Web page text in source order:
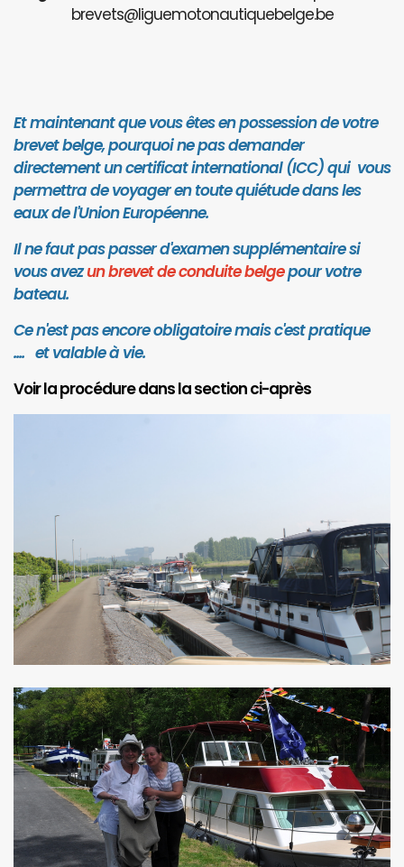
brevets@liguemotonautiquebelge.be
Et maintenant que vous êtes en possession de votre
brevet belge, pourquoi ne pas demander
directement un certificat international (ICC) qui vous
permettra de voyager en toute quiétude dans les
eaux de l'Union Européenne.
Il ne faut pas passer d'examen supplémentaire si
vous avezun brevet de conduite belgepour votre
bateau.
Ce n'est pas encore obligatoire mais c'est pratique
.... et valable à vie.
Voir la procédure dans la section ci-après